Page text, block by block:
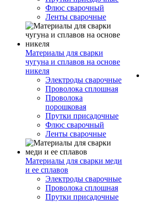
Флюс сварочный
Ленты сварочные
Материалы для сварки
чугуна и сплавов на основе
никеля
Электроды сварочные
Проволока сплошная
Проволока
порошковая
Прутки присадочные
Флюс сварочный
Ленты сварочные
Материалы для сварки меди
и ее сплавов
Электроды сварочные
Проволока сплошная
Прутки присадочные